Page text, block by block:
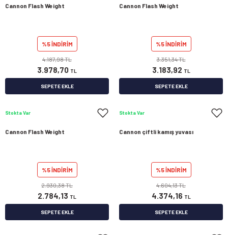
Cannon Flash Weight
%5 İNDİRİM
3.978,70 TL
4.187,98 TL
SEPETE EKLE
Cannon Flash Weight
%5 İNDİRİM
3.183,92 TL
3.351,34 TL
SEPETE EKLE
Stokta Var
Cannon Flash Weight
%5 İNDİRİM
2.784,13 TL
2.930,38 TL
SEPETE EKLE
Stokta Var
Cannon çiftli kamış yuvası
%5 İNDİRİM
4.374,16 TL
4.604,13 TL
SEPETE EKLE